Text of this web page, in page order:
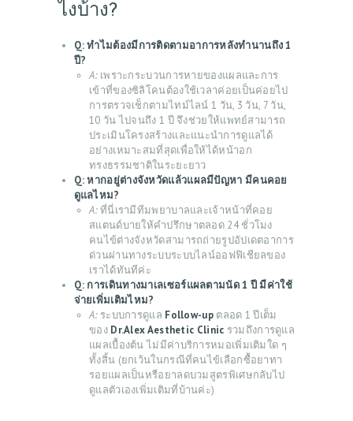
ไงบ้าง?
Q: ทำไมต้องมีการติดตามอาการหลังทำนานถึง 1
ปี?
A:เพราะกระบวนการหายของแผลและการ
เข้าที่ของซิลิโคนต้องใช้เวลาค่อยเป็นค่อยไป
การตรวจเช็กตามไทม์ไลน์ 1 วัน, 3 วัน, 7 วัน,
10 วัน ไปจนถึง 1 ปี จึงช่วยให้แพทย์สามารถ
ประเมินโครงสร้างและแนะนำการดูแลได้
อย่างเหมาะสมที่สุดเพื่อให้ได้หน้าอก
ทรงธรรมชาติในระยะยาว
Q: หากอยู่ต่างจังหวัดแล้วแผลมีปัญหา มีคนคอย
ดูแลไหม?
A:ที่นี่เรามีทีมพยาบาลและเจ้าหน้าที่คอย
สแตนด์บายให้คำปรึกษาตลอด 24 ชั่วโมง
คนไข้ต่างจังหวัดสามารถถ่ายรูปอัปเดตอาการ
ด่วนผ่านทางระบบระบบไลน์ออฟฟิเชียลของ
เราได้ทันทีค่ะ
Q: การเดินทางมาเลเซอร์แผลตามนัด 1 ปี มีค่าใช้
จ่ายเพิ่มเติมไหม?
A:ระบบการดูแล Follow-upตลอด 1 ปีเต็ม
ของ Dr.Alex Aesthetic Clinic รวมถึงการดูแล
แผลเบื้องต้น ไม่มีค่าบริการหมอเพิ่มเติมใด ๆ
ทั้งสิ้น (ยกเว้นในกรณีที่คนไข้เลือกซื้อยาทา
รอยแผลเป็นหรือยาลดบวมสูตรพิเศษกลับไป
ดูแลตัวเองเพิ่มเติมที่บ้านค่ะ)